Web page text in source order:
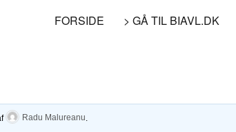
FORSIDE > GÅ TIL BIAVL.DK
Radu Malureanu